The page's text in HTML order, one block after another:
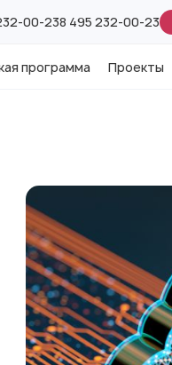
00-238 495 232-00-23
программа Проекты